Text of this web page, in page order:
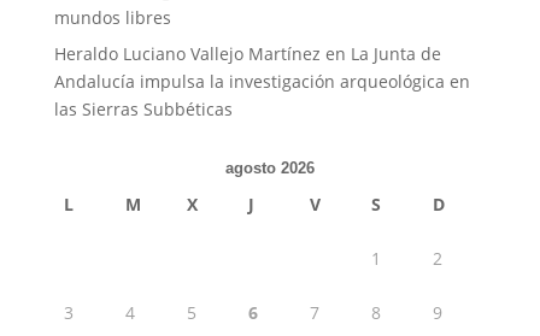
mundos libres
Heraldo Luciano Vallejo Martínez en La Junta de
Andalucía impulsa la investigación arqueológica en
las Sierras Subbéticas
agosto 2026
L M X J V S D
1 2
3 4 5 6 7 8 9